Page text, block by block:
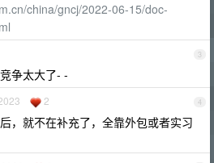
china/gncj/2022-06-15/doc-
3
争太大了- -
4
2
，就不在补充了，全靠外包或者实习